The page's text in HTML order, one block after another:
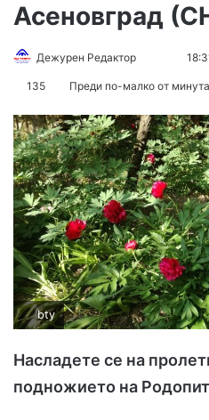
Асеновград
Дежурен Редактор
l
o
w
o
n
X
d
a
n
e
m
a
i
l
135 Преди по-малко от минута
bty
Насладете се на
подножието на